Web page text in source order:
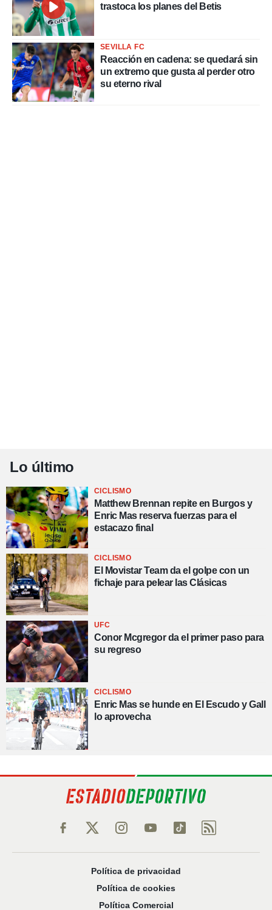
trastoca los planes del Betis
SEVILLA FC
Reacción en cadena: se quedará sin
un extremo que gusta al perder otro
su eterno rival
Lo último
CICLISMO
Matthew Brennan repite en Burgos y
Enric Mas reserva fuerzas para el
estacazo final
CICLISMO
El Movistar Team da el golpe con un
fichaje para pelear las Clásicas
UFC
Conor Mcgregor da el primer paso para
su regreso
CICLISMO
Enric Mas se hunde en El Escudo y Gall
lo aprovecha
Política de privacidad
Política de cookies
Política Comercial